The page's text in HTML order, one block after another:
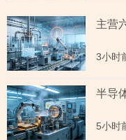
3小时
5小时